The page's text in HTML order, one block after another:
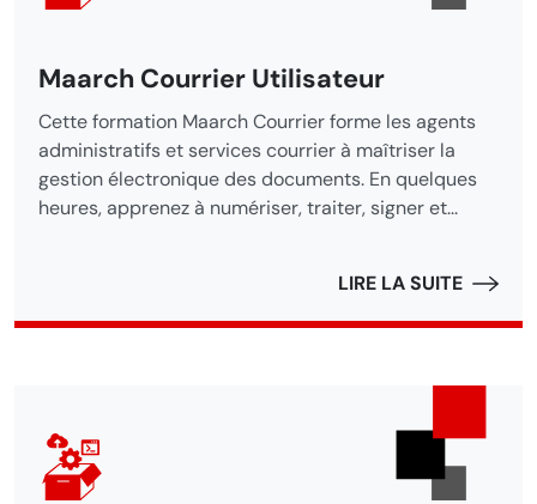
Maarch Courrier Utilisateur
Cette formation Maarch Courrier forme les agents
administratifs et services courrier à maîtriser la
gestion électronique des documents. En quelques
heures, apprenez à numériser, traiter, signer et...
LIRE LA SUITE